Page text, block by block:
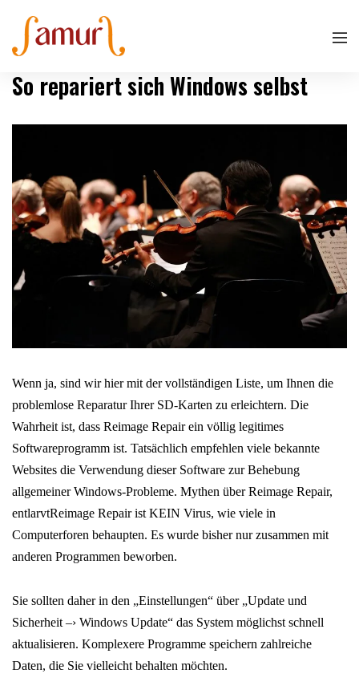
So repariert sich Windows selbst
Wenn ja, sind wir hier mit der vollständigen Liste, um Ihnen die
problemlose Reparatur Ihrer SD-Karten zu erleichtern. Die
Wahrheit ist, dass Reimage Repair ein völlig legitimes
Softwareprogramm ist. Tatsächlich empfehlen viele bekannte
Websites die Verwendung dieser Software zur Behebung
allgemeiner Windows-Probleme. Mythen über Reimage Repair,
entlarvtReimage Repair ist KEIN Virus, wie viele in
Computerforen behaupten. Es wurde bisher nur zusammen mit
anderen Programmen beworben.
Sie sollten daher in den „Einstellungen“ über „Update und
Sicherheit –› Windows Update“ das System möglichst schnell
aktualisieren. Komplexere Programme speichern zahlreiche
Daten, die Sie vielleicht behalten möchten.